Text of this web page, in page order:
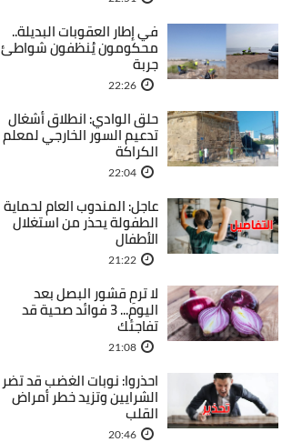
في إطار العقوبات البديلة..
محكومون يُنظفون شواطئ
جربة
22:26
حلق الوادي: انطلاق أشغال
تدعيم السور الخارجي لمعلم
الكراكة
22:04
عاجل: المندوب العام لحماية
الطفولة يحذر من استغلال
الأطفال
21:22
لا ترمِ قشور البصل بعد
اليوم... 3 فوائد صحية قد
تفاجئك
21:08
احذروا: نوبات الغضب قد تضر
الشرايين وتزيد خطر أمراض
القلب
20:46